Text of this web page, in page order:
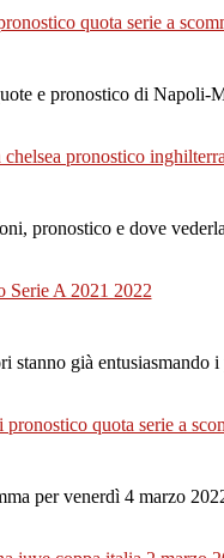
e pronostico di
pronostico e dove
già
per venerdì 4 marzo